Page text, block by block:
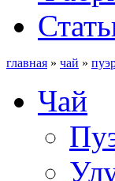
главная » чай »
Чай